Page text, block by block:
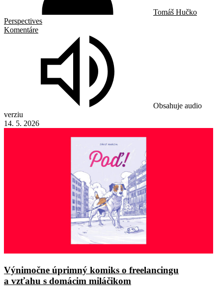
Tomáš Hučko
Perspectives
Komentáre
Obsahuje audio
verziu
14. 5. 2026
Výnimočne úprimný komiks o freelancingu
a vzťahu s domácim miláčikom